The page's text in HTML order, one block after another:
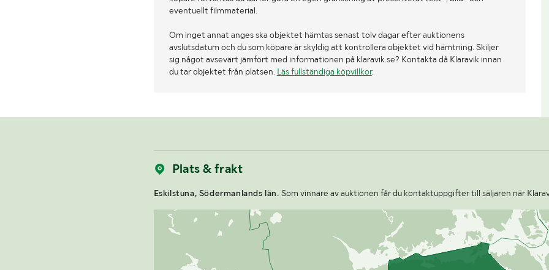
eventuellt filmmaterial.
Om inget annat anges ska objektet hämtas senast tolv dagar efter auktionens
avslutsdatum och du som köpare är skyldig att kontrollera objektet vid hämtning. Skiljer
sig något avsevärt jämfört med informationen på klaravik.se? Kontakta då Klaravik innan
du tar objektet från platsen. Läs fullständiga köpvillkor.
Plats & frakt
Eskilstuna, Södermanlands län. Som vinnare av auktionen får du kontaktuppgifter till säljaren när